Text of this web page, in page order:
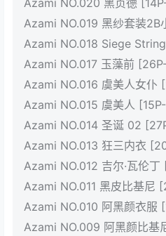
Azami NO.020 黑贞德
Azami NO.019 黑纱套装
Azami NO.018 Siege
Azami NO.017 玉藻前
Azami NO.016 虞美人女仆
Azami NO.015 虞美人
Azami NO.014 圣诞 02
Azami NO.013 狂三内衣
Azami NO.012 吉尔·瓦伦丁
Azami NO.011 黑皮比基尼
Azami NO.010 阿黑颜衣服
Azami NO.009 阿黑颜比基